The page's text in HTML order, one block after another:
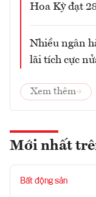
Hoa Kỳ đạt
Nhiều ngân
lãi tích cực
Xem thêm
Mới nhất
Bất động sản